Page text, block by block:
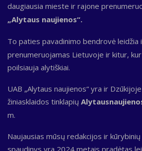
daugiausia mieste ir rajone
„Alytaus naujienos“.
To paties pavadinimo bendrovė leidžia
prenumeruojamas Lietuvoje ir kitur,
poilsiauja alytiškiai.
UAB „Alytaus naujienos“ yra ir
žiniasklaidos tinklapių
m.
Naujausias mūsų redakcijos ir
spaudinys yra 2024 metais pradėtas